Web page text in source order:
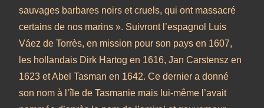
sauvages barbares noirs et cruels, qui ont massacré
certains de nos marins ». Suivront l’espagnol Luis
Váez de Torrès, en mission pour son pays en 1607,
les hollandais Dirk Hartog en 1616, Jan Carstensz en
1623 et Abel Tasman en 1642. Ce dernier a donné
son nom à l’île de Tasmanie mais lui-même l’avait